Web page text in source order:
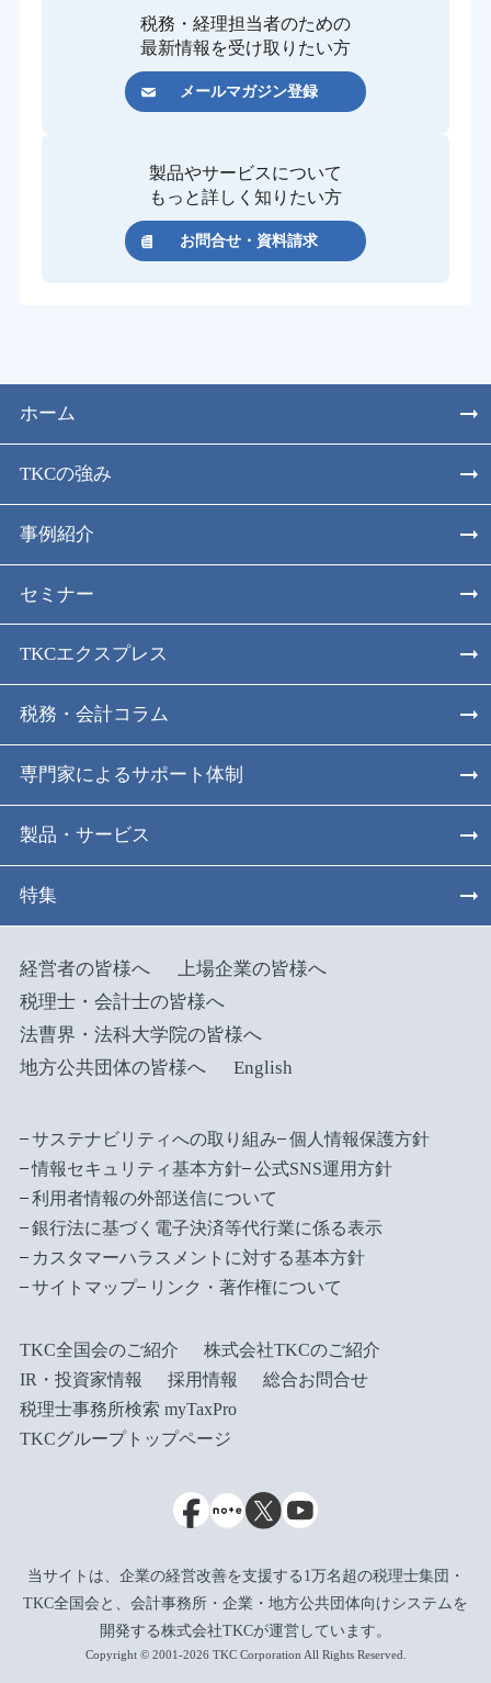
税務・経理担当者のための
最新情報を受け取りたい方
メールマガジン登録
製品やサービスについて
もっと詳しく知りたい方
お問合せ・資料請求
ホーム
TKCの強み
事例紹介
セミナー
TKCエクスプレス
税務・会計コラム
専門家によるサポート体制
製品・サービス
特集
経営者の皆様へ
上場企業の皆様へ
税理士・会計士の皆様へ
法曹界・法科大学院の皆様へ
地方公共団体の皆様へ
English
サステナビリティへの取り組み
個人情報保護方針
情報セキュリティ基本方針
公式SNS運用方針
利用者情報の外部送信について
銀行法に基づく電子決済等代行業に係る表示
カスタマーハラスメントに対する基本方針
サイトマップ
リンク・著作権について
TKC全国会のご紹介
株式会社TKCのご紹介
IR・投資家情報
採用情報
総合お問合せ
税理士事務所検索 myTaxPro
TKCグループトップページ
当サイトは、企業の経営改善を支援する1万名超の税理士集団・
TKC全国会と、会計事務所・企業・地方公共団体向けシステムを
開発する株式会社TKCが運営しています。
Copyright © 2001-2026 TKC Corporation All Rights Reserved.